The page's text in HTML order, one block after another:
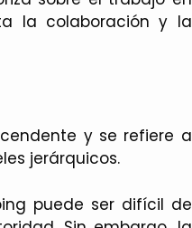
la colaboración y la
y se refiere a
jerárquicos.
puede ser difícil de